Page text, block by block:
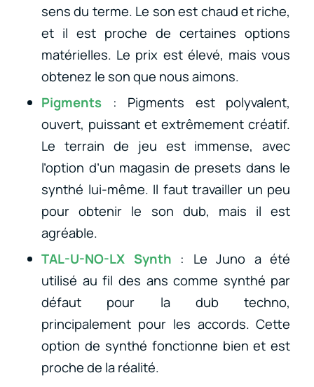
sens du terme. Le son est chaud et riche,
et il est proche de certaines options
matérielles. Le prix est élevé, mais vous
obtenez le son que nous aimons.
Pigments: Pigments est polyvalent,
ouvert, puissant et extrêmement créatif.
Le terrain de jeu est immense, avec
l’option d’un magasin de presets dans le
synthé lui-même. Il faut travailler un peu
pour obtenir le son dub, mais il est
agréable.
TAL-U-NO-LX Synth : Le Juno a été
utilisé au fil des ans comme synthé par
défaut pour la dub techno,
principalement pour les accords. Cette
option de synthé fonctionne bien et est
proche de la réalité.